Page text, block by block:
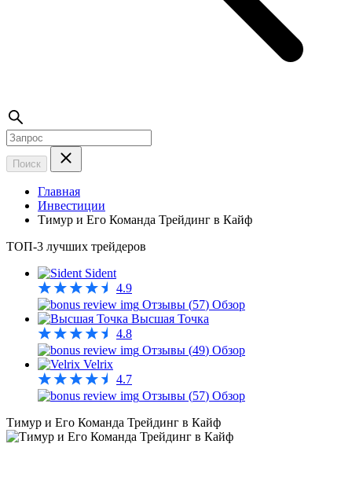
Поиск
Главная
Инвестиции
Тимур и Его Команда Трейдинг в Кайф
ТОП-3 лучших трейдеров
Sident
4.9
Отзывы (57) Обзор
Высшая Точка
4.8
Отзывы (49) Обзор
Velrix
4.7
Отзывы (57) Обзор
Тимур и Его Команда Трейдинг в Кайф